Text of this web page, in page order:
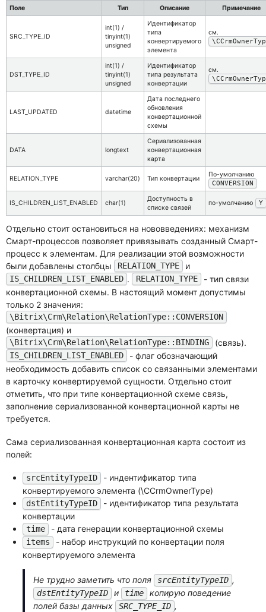
Поле Тип Описание Примечание
SRC_TYPE_ID
int(1) /
tinyint(1)
unsigned
Идентификатор
типа
конвертируемого
элемента
см.
DST_TYPE_ID
int(1) /
tinyint(1)
unsigned
Идентификатор
типа результата
конвертации
см.
LAST_UPDATED datetime
Дата последнего
обновления
конвертационной
схемы
DATA longtext
Сериализованная
конвертационная
карта
RELATION_TYPE varchar(20) Тип конвертации
По-умолчанию
CONVERSION
IS_CHILDREN_LIST_ENABLED char(1)
Доступность в
списке связей
по-умолчанию Y
Отдельно стоит остановиться на нововведениях: механизм
Смарт-процессов позволяет привязывать созданный Смарт-
процесс к элементам. Для реализации этой возможности
были добавлены столбцы
RELATION_TYPE и
IS_CHILDREN_LIST_ENABLED . RELATION_TYPE
- тип связи
конвертационной схемы. В настоящий момент допустимы
только 2 значения:
\Bitrix\Crm\Relation\RelationType::CONVERSION
(конвертация) и
\Bitrix\Crm\Relation\RelationType::BINDING (связь).
IS_CHILDREN_LIST_ENABLED
- флаг обозначающий
необходимость добавить список со связанными элементами
в карточку конвертируемой сущности. Отдельно стоит
отметить, что при типе конвертационной схеме связь,
заполнение сериализованной конвертационной карты не
требуется.
Сама сериализованная конвертационная карта состоит из
полей:
srcEntityTypeID
- индентификатор типа
конвертируемого элемента (\CCrmOwnerType)
dstEntityTypeID
- идентификатор типа результата
конвертации
time - дата генерации конвертационной схемы
items
- набор инструкций по конвертации поля
конвертируемого элемента
Не трудно заметить что поля srcEntityTypeID ,
dstEntityTypeID и time
копирую поведение
полей базы данных
SRC_TYPE_ID ,